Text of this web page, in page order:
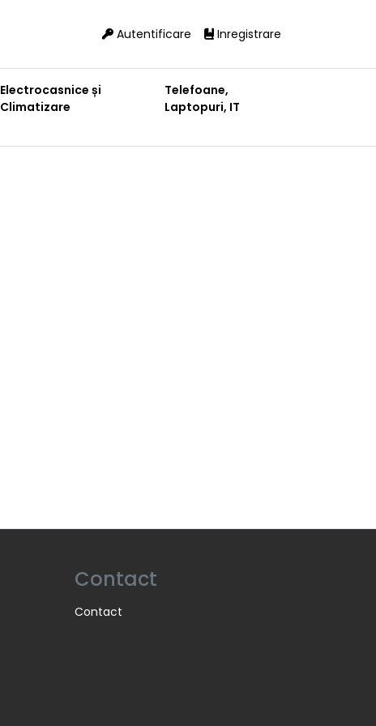
Autentificare Inregistrare
Electrocasnice și
Climatizare
Telefoane,
Laptopuri, IT
Contact
Contact